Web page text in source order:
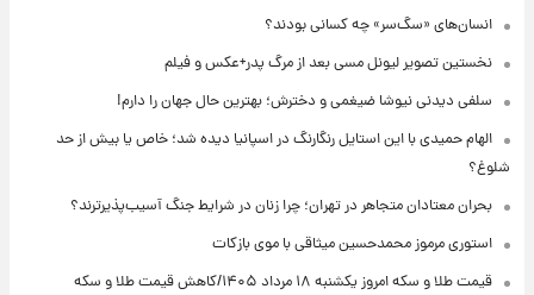
انسان‌های «سگ‌سر» چه کسانی بودند؟
نخستین تصویر لیونل مسی بعد از مرگ پدر+عکس و فیلم
سلفی دیدنی نیوشا ضیغمی و دخترش؛ بهترین حال جهان را دارم!
الهام حمیدی با این استایل رنگارنگ در اسپانیا دیده شد؛ خاص یا بیش از حد
شلوغ؟
بحران معتادان متجاهر در تهران؛ چرا زنان در شرایط جنگ آسیب‌پذیرترند؟
استوری مرموز محمدحسین میثاقی با موی بازکات
قیمت طلا و سکه امروز یکشنبه ۱۸ مرداد ۱۴۰۵/کاهش قیمت طلا و سکه